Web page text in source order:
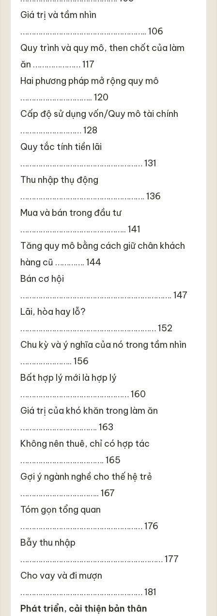
Giá trị và tầm nhìn
……………………………………………….. 106
Quy trình và quy mô, then chốt của làm
ăn ………………… 117
Hai phương pháp mở rộng quy mô
………………………….. 120
Cấp độ sử dụng vốn/Quy mô tài chính
……………………… 128
Quy tắc tính tiền lãi
……………………………………………… 131
Thu nhập thụ động
………………………………………………. 136
Mua và bán trong đầu tư
……………………………………….. 141
Tăng quy mô bằng cách giữ chân khách
hàng cũ …………. 144
Bán cơ hội
…………………………………………………………. 147
Lãi, hòa hay lỗ?
…………………………………………………… 152
Chu kỳ và ý nghĩa của nó trong tầm nhìn
………………….. 156
Bất hợp lý mới là hợp lý
………………………………………… 160
Giá trị của khó khăn trong làm ăn
……………………………. 163
Không nên thuê, chỉ có hợp tác
………………………………. 165
Gợi ý ngành nghề cho thế hệ trẻ
…………………………….. 167
Tóm gọn tổng quan
……………………………………………… 176
Bẫy thu nhập
……………………………………………………… 177
Cho vay và đi mượn
……………………………………………… 181
Phát triển, cải thiện bản thân